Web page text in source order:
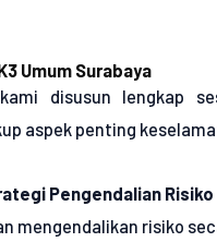
Umum Surabaya
disusun lengkap
aspek penting
Pengendalian Risiko
mengendalikan risiko